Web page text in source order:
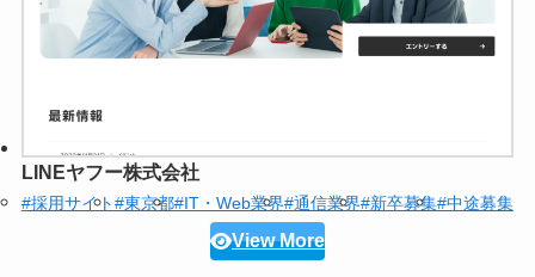
LINEヤフー株式会社
#採用サイト#東京都#IT・Web業界#通信業界#新卒募集#中途募集
View More